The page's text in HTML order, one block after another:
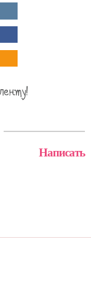
Написать